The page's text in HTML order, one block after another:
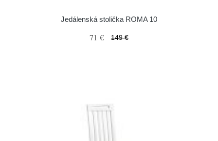
Jedálenská stolička ROMA 10
71 € 149 €